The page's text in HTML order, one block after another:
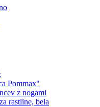
Pommax"
z nogami
rastline, bela